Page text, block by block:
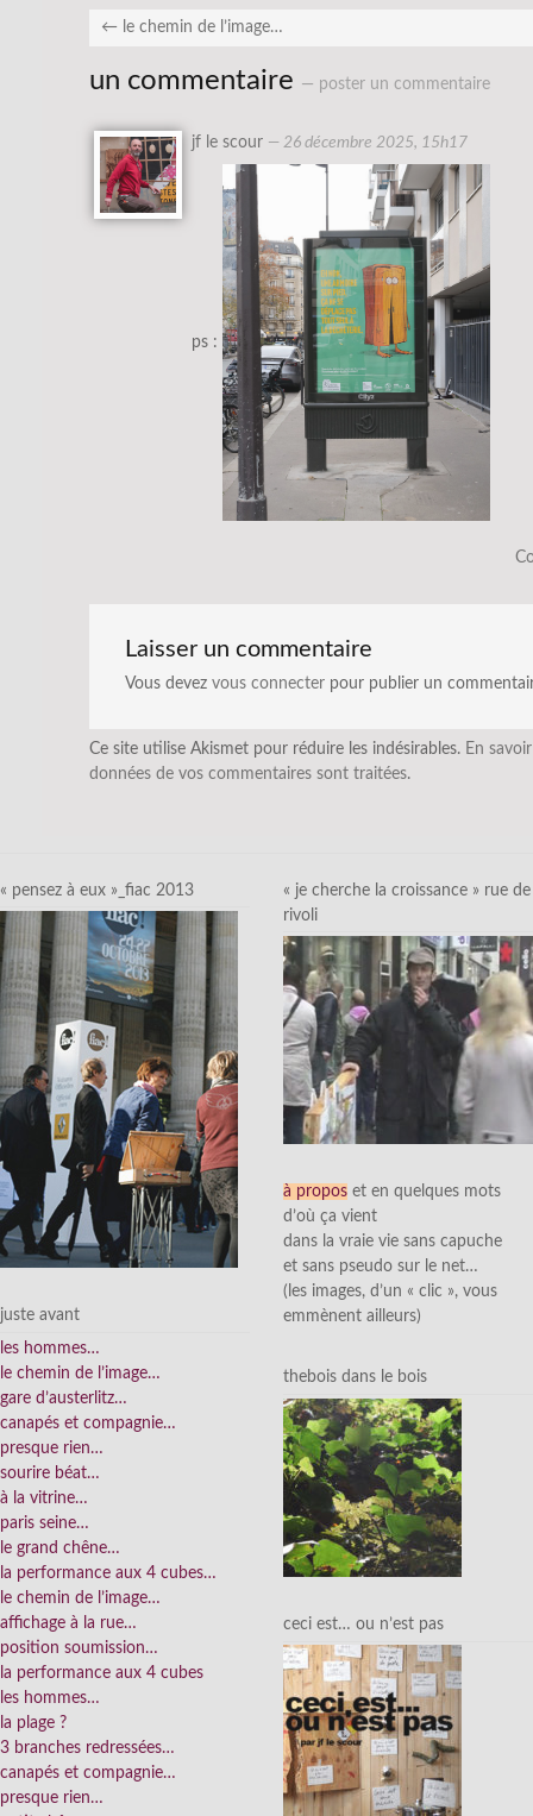
← le chemin de l’image…
un commentaire — poster un commentaire
jf le scour — 26 décembre 2025, 15h17
ps :
Laisser un commentaire
Vous devez vous connecter pour publier un
Ce site utilise Akismet pour réduire les indésirables. En
données de vos commentaires sont traitées.
« pensez à eux »_fiac 2013
juste avant
les hommes…
le chemin de l’image…
gare d’austerlitz…
canapés et compagnie…
presque rien…
sourire béat…
à la vitrine…
paris seine…
le grand chêne…
la performance aux 4 cubes…
le chemin de l’image…
affichage à la rue…
position soumission…
la performance aux 4 cubes
les hommes…
la plage ?
3 branches redressées…
canapés et compagnie…
presque rien…
« je cherche la croissance » rue de
rivoli
à propos et en quelques mots
d’où ça vient
dans la vraie vie sans capuche
et sans pseudo sur le net…
(les images, d’un « clic », vous
emmènent ailleurs)
thebois dans le bois
ceci est… ou n’est pas